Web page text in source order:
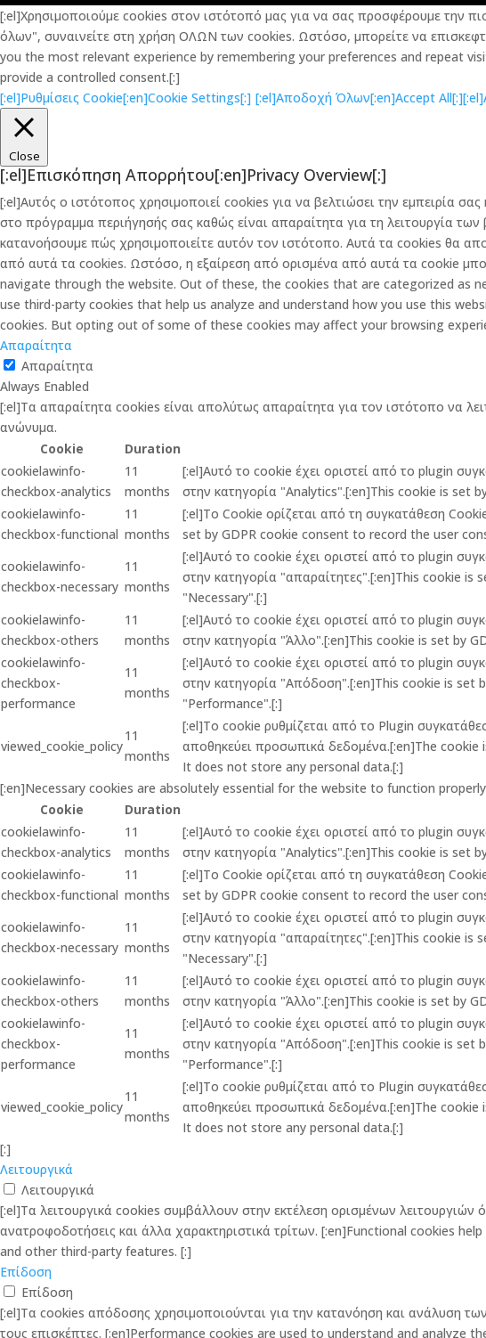
[:el]Χρησιμοποιούμε cookies στον ιστότοπό μας για να σας προσφέρουμε την
όλων", συναινείτε στη χρήση ΟΛΩΝ των cookies. Ωστόσο, μπορείτε να
you the most relevant experience by remembering your preferences and repeat
provide a controlled consent.[:]
[:el]Ρυθμίσεις Cookie[:en]Cookie Settings[:] [:el]Αποδοχή Όλων[:en]Accept All[:]
Close
[:el]Επισκόπηση Απορρήτου[:en]Privacy Overview[:]
[:el]Αυτός ο ιστότοπος χρησιμοποιεί cookies για να βελτιώσει την εμπειρία
στο πρόγραμμα περιήγησής σας καθώς είναι απαραίτητα για τη λειτουργία
κατανοήσουμε πώς χρησιμοποιείτε αυτόν τον ιστότοπο. Αυτά τα cookies θα
από αυτά τα cookies. Ωστόσο, η εξαίρεση από ορισμένα από αυτά τα cookie
navigate through the website. Out of these, the cookies that are categorized as
use third-party cookies that help us analyze and understand how you use this
cookies. But opting out of some of these cookies may affect your browsing
Απαραίτητα
Απαραίτητα
Always Enabled
[:el]Τα απαραίτητα cookies είναι απολύτως απαραίτητα για τον ιστότοπο να
ανώνυμα.
Cookie
Duration
cookielawinfo-
checkbox-analytics
11
months
[:el]Αυτό το cookie έχει οριστεί από το plugin
στην κατηγορία "Analytics".[:en]This cookie is set
cookielawinfo-
checkbox-functional
11
months
[:el]Το Cookie ορίζεται από τη συγκατάθεση
set by GDPR cookie consent to record the user
cookielawinfo-
checkbox-necessary
11
months
[:el]Αυτό το cookie έχει οριστεί από το plugin
στην κατηγορία "απαραίτητες".[:en]This cookie
"Necessary".[:]
cookielawinfo-
checkbox-others
11
months
[:el]Αυτό το cookie έχει οριστεί από το plugin
στην κατηγορία "Άλλο".[:en]This cookie is set by
cookielawinfo-
checkbox-
performance
11
months
[:el]Αυτό το cookie έχει οριστεί από το plugin
στην κατηγορία "Απόδοση".[:en]This cookie is set
"Performance".[:]
viewed_cookie_policy
11
months
[:el]Το cookie ρυθμίζεται από το Plugin
αποθηκεύει προσωπικά δεδομένα.[:en]The
It does not store any personal data.[:]
[:en]Necessary cookies are absolutely essential for the website to function
Cookie
Duration
cookielawinfo-
checkbox-analytics
11
months
[:el]Αυτό το cookie έχει οριστεί από το plugin
στην κατηγορία "Analytics".[:en]This cookie is set
cookielawinfo-
checkbox-functional
11
months
[:el]Το Cookie ορίζεται από τη συγκατάθεση
set by GDPR cookie consent to record the user
cookielawinfo-
checkbox-necessary
11
months
[:el]Αυτό το cookie έχει οριστεί από το plugin
στην κατηγορία "απαραίτητες".[:en]This cookie
"Necessary".[:]
cookielawinfo-
checkbox-others
11
months
[:el]Αυτό το cookie έχει οριστεί από το plugin
στην κατηγορία "Άλλο".[:en]This cookie is set by
cookielawinfo-
checkbox-
performance
11
months
[:el]Αυτό το cookie έχει οριστεί από το plugin
στην κατηγορία "Απόδοση".[:en]This cookie is set
"Performance".[:]
viewed_cookie_policy
11
months
[:el]Το cookie ρυθμίζεται από το Plugin
αποθηκεύει προσωπικά δεδομένα.[:en]The
It does not store any personal data.[:]
[:]
Λειτουργικά
Λειτουργικά
[:el]Τα λειτουργικά cookies συμβάλλουν στην εκτέλεση ορισμένων
ανατροφοδοτήσεις και άλλα χαρακτηριστικά τρίτων. [:en]Functional cookies
and other third-party features. [:]
Επίδοση
Επίδοση
[:el]Τα cookies απόδοσης χρησιμοποιούνται για την κατανόηση και ανάλυση
τους επισκέπτες. [:en]Performance cookies are used to understand and